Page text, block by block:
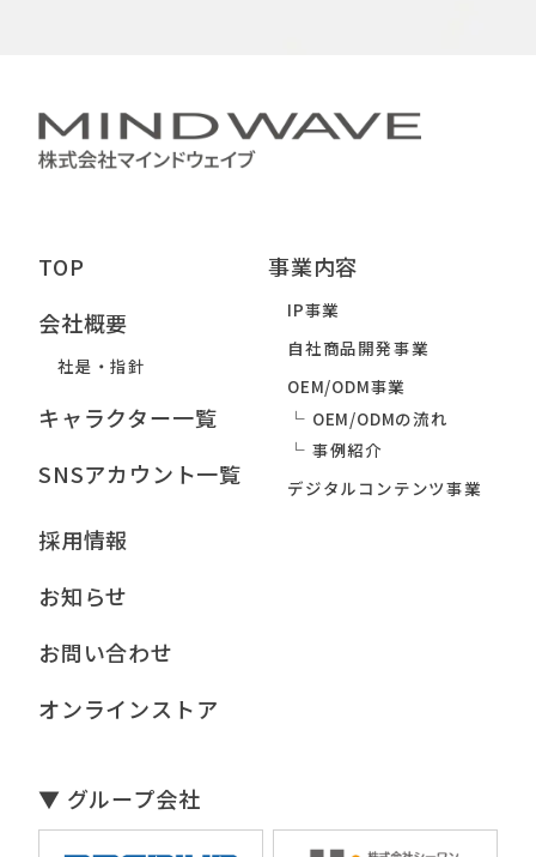
TOP
会社概要
社是・指針
キャラクター一覧
SNSアカウント一覧
事業内容
IP事業
自社商品開発事業
OEM/ODM事業
OEM/ODMの流れ
事例紹介
デジタルコンテンツ事業
採用情報
お知らせ
お問い合わせ
オンラインストア
▼ グループ会社